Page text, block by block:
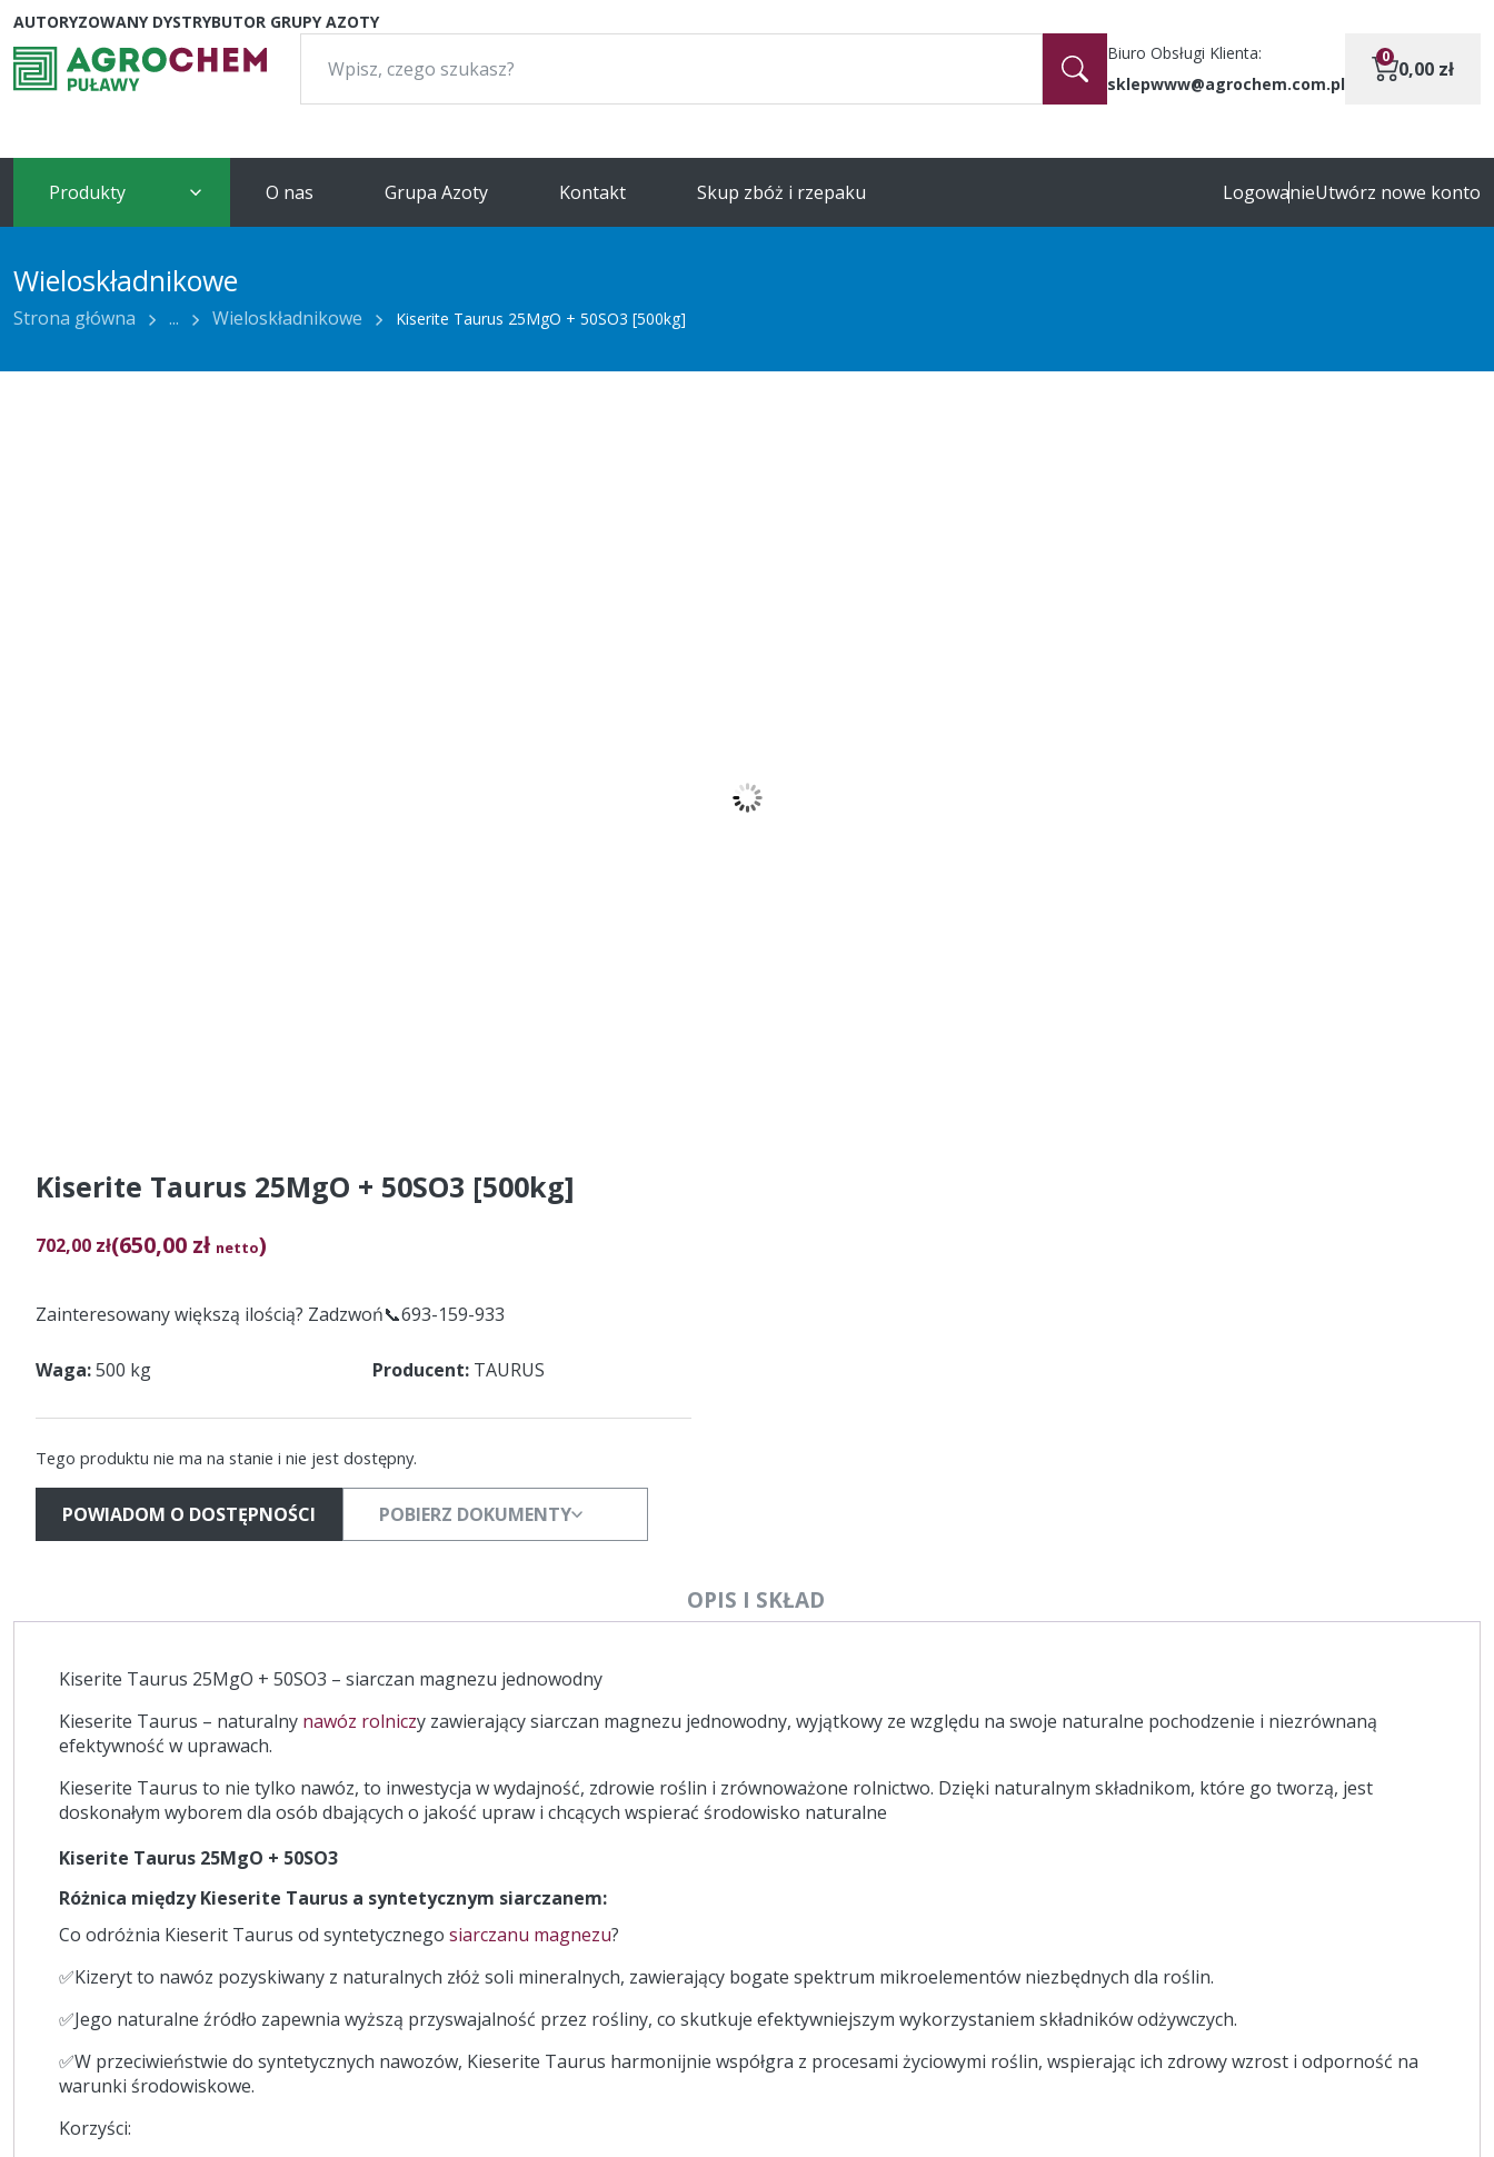
AUTORYZOWANY DYSTRYBUTOR GRUPY AZOTY
Biuro Obsługi Klienta:
sklepwww@agrochem.com.pl
0
0,00 zł
Produkty O nas Grupa Azoty Kontakt Skup zbóż i rzepaku LogowanieUtwórz nowe konto
Wieloskładnikowe
Strona główna ... Wieloskładnikowe Kiserite Taurus 25MgO + 50SO3 [500kg]
Kiserite Taurus 25MgO + 50SO3 [500kg]
702,00 zł(650,00 zł netto)
Zainteresowany większą ilością? Zadzwoń📞693-159-933
Waga 500 kg Producent TAURUS
Tego produktu nie ma na stanie i nie jest dostępny.
POWIADOM O DOSTĘPNOŚCI POBIERZ DOKUMENTY
OPIS I SKŁAD
Kiserite Taurus 25MgO + 50SO3 – siarczan magnezu jednowodny
Kieserite Taurus – naturalny nawóz rolniczy zawierający siarczan magnezu jednowodny, wyjątkowy ze względu na swoje naturalne pochodzenie i niezrównaną
efektywność w uprawach.
Kieserite Taurus to nie tylko nawóz, to inwestycja w wydajność, zdrowie roślin i zrównoważone rolnictwo. Dzięki naturalnym składnikom, które go tworzą, jest
doskonałym wyborem dla osób dbających o jakość upraw i chcących wspierać środowisko naturalne
Kiserite Taurus 25MgO + 50SO3
Różnica między Kieserite Taurus a syntetycznym siarczanem:
Co odróżnia Kieserit Taurus od syntetycznego siarczanu magnezu?
✅Kizeryt to nawóz pozyskiwany z naturalnych złóż soli mineralnych, zawierający bogate spektrum mikroelementów niezbędnych dla roślin.
✅Jego naturalne źródło zapewnia wyższą przyswajalność przez rośliny, co skutkuje efektywniejszym wykorzystaniem składników odżywczych.
✅W przeciwieństwie do syntetycznych nawozów, Kieserite Taurus harmonijnie współgra z procesami życiowymi roślin, wspierając ich zdrowy wzrost i odporność na
warunki środowiskowe.
Korzyści: